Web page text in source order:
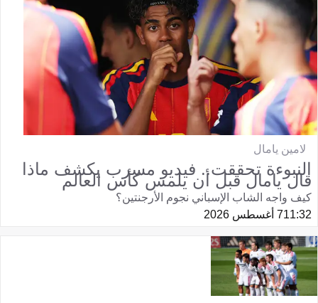
لامين يامال
النبوءة تحققت.. فيديو مسرب يكشف ماذا
قال يامال قبل أن يلمس كأس العالم
كيف واجه الشاب الإسباني نجوم الأرجنتين؟
11:327 أغسطس 2026